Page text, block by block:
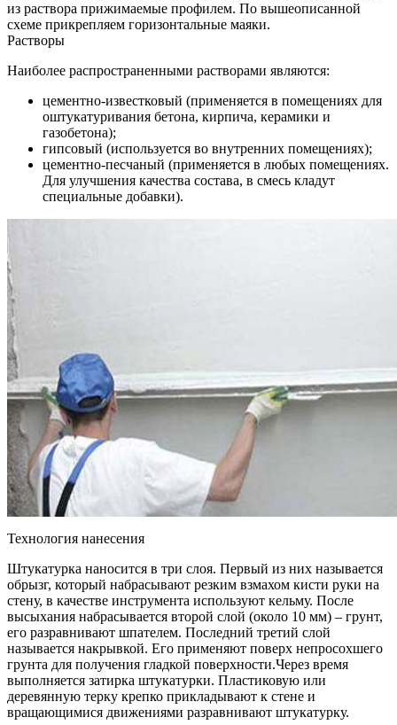
из раствора прижимаемые профилем. По вышеописанной
схеме прикрепляем горизонтальные маяки.
Растворы
Наиболее распространенными растворами являются:
цементно-известковый (применяется в помещениях для
оштукатуривания бетона, кирпича, керамики и
газобетона);
гипсовый (используется во внутренних помещениях);
цементно-песчаный (применяется в любых помещениях.
Для улучшения качества состава, в смесь кладут
специальные добавки).
Технология нанесения
Штукатурка наносится в три слоя. Первый из них называется
обрызг, который набрасывают резким взмахом кисти руки на
стену, в качестве инструмента используют кельму. После
высыхания набрасывается второй слой (около 10 мм) – грунт,
его разравнивают шпателем. Последний третий слой
называется накрывкой. Его применяют поверх непросохшего
грунта для получения гладкой поверхности.Через время
выполняется затирка штукатурки. Пластиковую или
деревянную терку крепко прикладывают к стене и
вращающимися движениями разравнивают штукатурку.